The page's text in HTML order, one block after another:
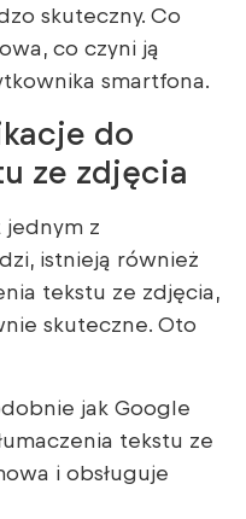
skuteczny. Co
co czyni ją
smartfona.
do
ze zdjęcia
jednym z
istnieją również
tekstu ze zdjęcia,
skuteczne. Oto
jak Google
tekstu ze
i obsługuje